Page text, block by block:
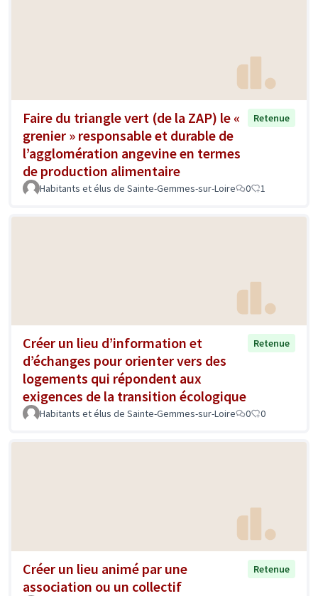
Faire du triangle vert (de la ZAP) le «
grenier » responsable et durable de
l’agglomération angevine en termes
de production alimentaire
Retenue
Habitants et élus de Sainte-Gemmes-sur-Loire 0 1
Créer un lieu d’information et
d’échanges pour orienter vers des
logements qui répondent aux
exigences de la transition écologique
Retenue
Habitants et élus de Sainte-Gemmes-sur-Loire 0 0
Créer un lieu animé par une
association ou un collectif
Retenue